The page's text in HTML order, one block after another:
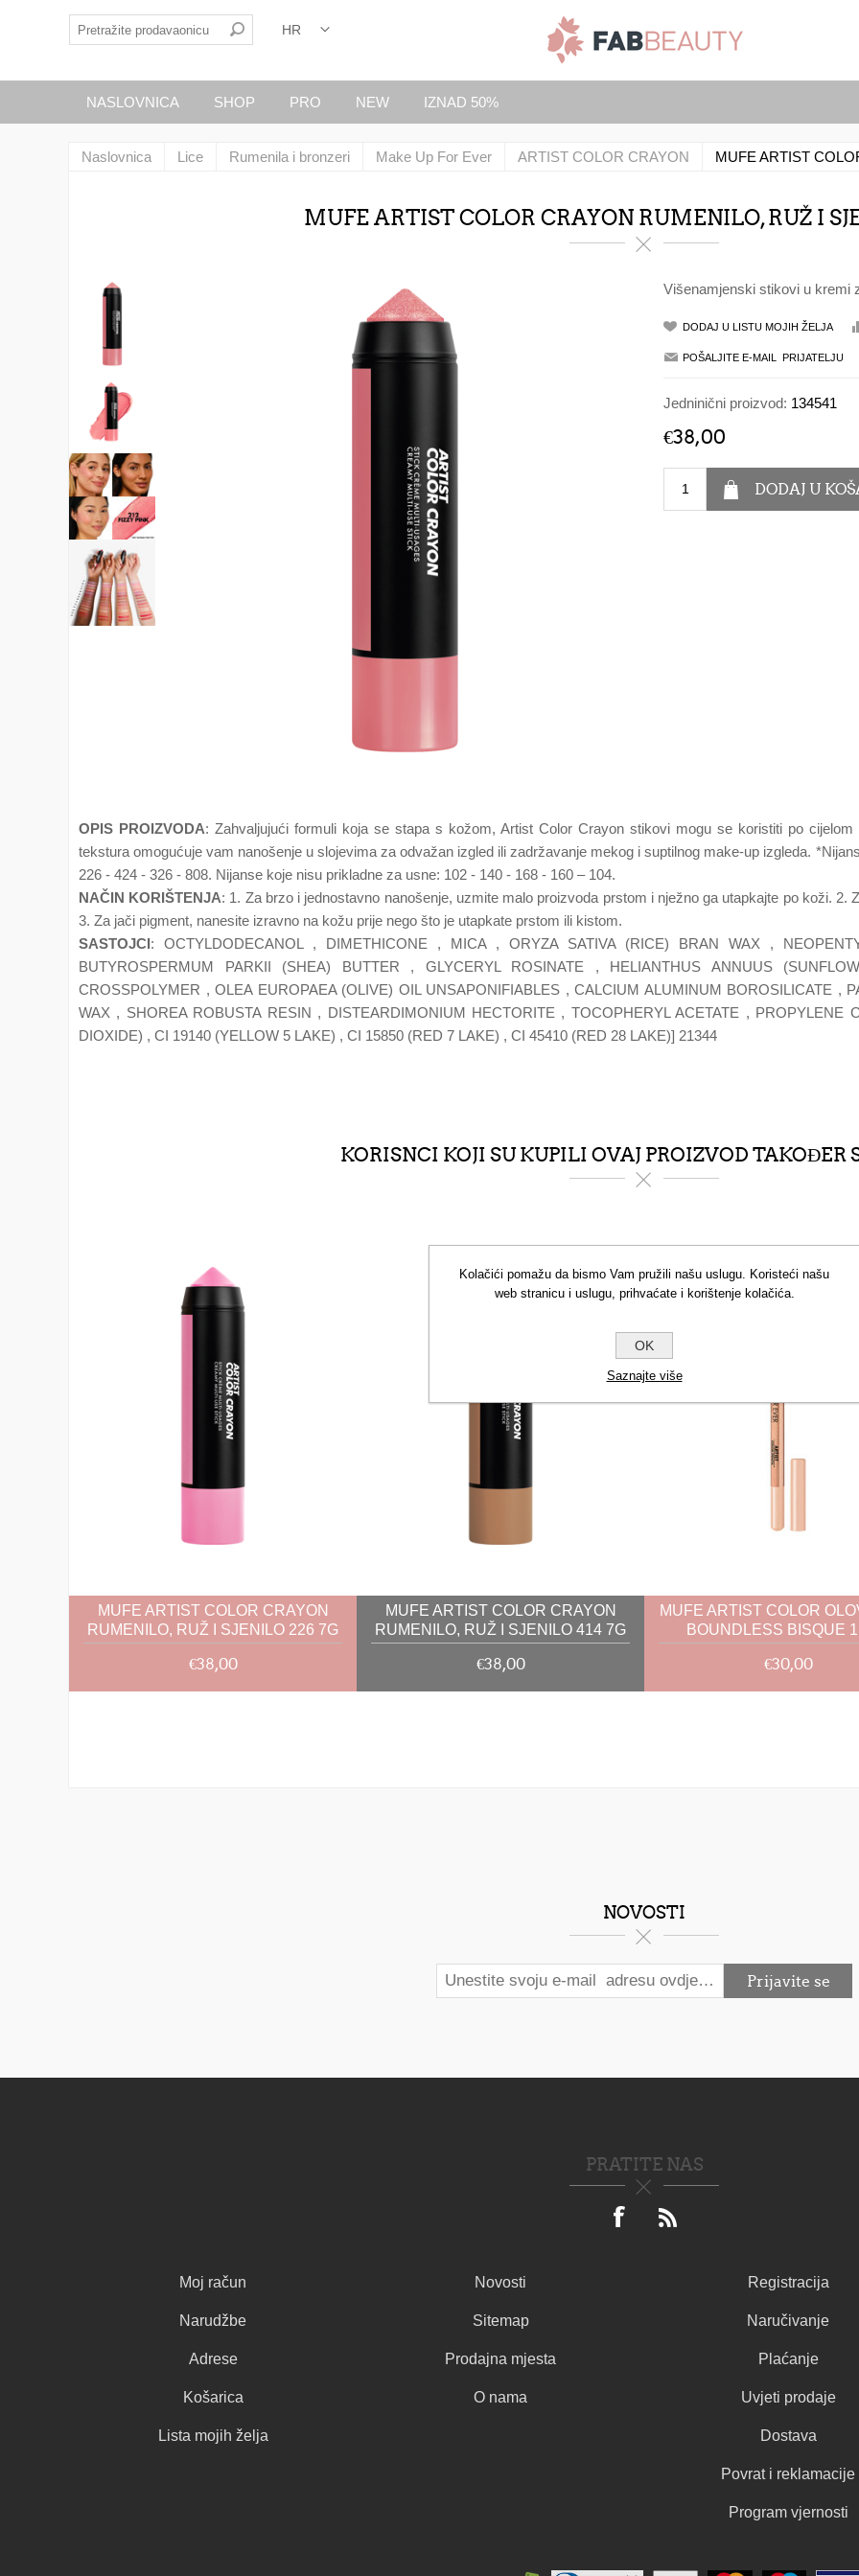
NASLOVNICA SHOP PRO NEW IZNAD 50%
Naslovnica Lice Rumenila i bronzeri Make Up For Ever ARTIST COLOR CRAYON MUFE ARTIST
MUFE ARTIST COLOR CRAYON RUMENILO, RUŽ I
Višenamjenski stikovi u kremi
Jedninični proizvod: 134541
€38,00
OPIS PROIZVODA: Zahvaljujući formuli koja se stapa s kožom, Artist Color Crayon stikovi mogu se koristiti po
tekstura omogućuje vam nanošenje u slojevima za odvažan izgled ili zadržavanje mekog i suptilnog make-up izgleda.
226 - 424 - 326 - 808. Nijanse koje nisu prikladne za usne: 102 - 140 - 168 - 160 – 104.
NAČIN KORIŠTENJA: 1. Za brzo i jednostavno nanošenje, uzmite malo proizvoda prstom i nježno ga utapkajte po koži.
3. Za jači pigment, nanesite izravno na kožu prije nego što je utapkate prstom ili kistom.
SASTOJCI: OCTYLDODECANOL , DIMETHICONE , MICA , ORYZA SATIVA (RICE) BRAN WAX ,
BUTYROSPERMUM PARKII (SHEA) BUTTER , GLYCERYL ROSINATE , HELIANTHUS ANNUUS
CROSSPOLYMER , OLEA EUROPAEA (OLIVE) OIL UNSAPONIFIABLES , CALCIUM ALUMINUM BOROSILICATE ,
WAX , SHOREA ROBUSTA RESIN , DISTEARDIMONIUM HECTORITE , TOCOPHERYL ACETATE , PROPYLENE
DIOXIDE) , CI 19140 (YELLOW 5 LAKE) , CI 15850 (RED 7 LAKE) , CI 45410 (RED 28 LAKE)] 21344
KORISNCI KOJI SU KUPILI OVAJ PROIZVOD TAKOĐER
MUFE ARTIST COLOR CRAYON
RUMENILO, RUŽ I SJENILO 226 7G
€38,00
MUFE ARTIST COLOR CRAYON
RUMENILO, RUŽ I SJENILO 414 7G
€38,00
MUFE ARTIST COLOR
BOUNDLESS BISQUE
€30,00
NOVOSTI
PRATITE NAS
Moj račun
Narudžbe
Adrese
Košarica
Lista mojih želja
Novosti
Sitemap
Prodajna mjesta
O nama
Registracija
Naručivanje
Plaćanje
Uvjeti prodaje
Dostava
Povrat i reklamacije
Program vjernosti
Kolačići pomažu da bismo Vam pružili našu uslugu. Koristeći našu
web stranicu i uslugu, prihvaćate i korištenje kolačića.
OK
Saznajte više